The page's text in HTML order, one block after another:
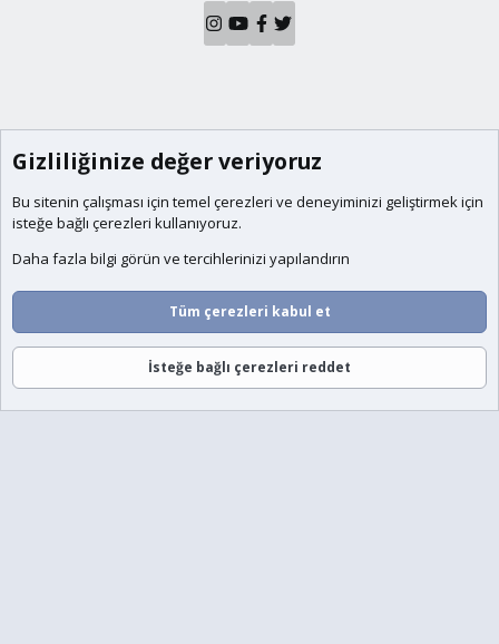
Gizliliğinize değer veriyoruz
Bu sitenin çalışması için temel çerezleri ve deneyiminizi geliştirmek için
isteğe bağlı çerezleri kullanıyoruz.
Daha fazla bilgi görün ve tercihlerinizi yapılandırın
Tüm çerezleri kabul et
İsteğe bağlı çerezleri reddet